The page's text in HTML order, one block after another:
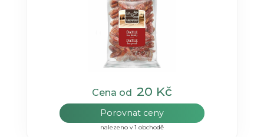
Cena od 20 Kč
Porovnat ceny
nalezeno v 1 obchodě